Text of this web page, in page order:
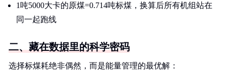
1吨5000大卡的原煤=0.714吨标煤，换算后所有机组站在
同一起跑线
二、藏在数据里的科学密码
选择标煤耗绝非偶然，而是能量管理的最优解：